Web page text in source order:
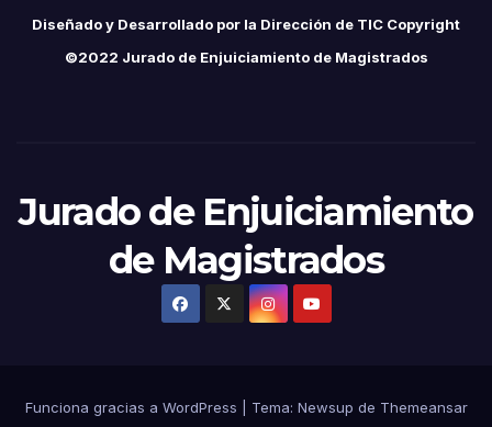
Diseñado y Desarrollado por la Dirección de TIC Copyright
©2022 Jurado de Enjuiciamiento de Magistrados
Jurado de Enjuiciamiento
de Magistrados
Funciona gracias a WordPress Tema: Newsup de Themeansar